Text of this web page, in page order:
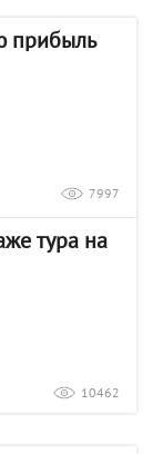
прибыль
7997
тура на
10462